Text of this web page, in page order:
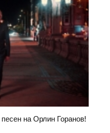
на Орлин Горанов!